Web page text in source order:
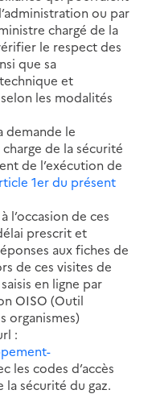
ou par
chargé de la
le respect des
que sa
et
les modalités
demande le
de la sécurité
de l’exécution de
1er du présent
l’occasion de ces
prescrit et
aux fiches de
de ces visites de
en ligne par
OISO (Outil
organismes)
:
les codes d’accès
sécurité du gaz.